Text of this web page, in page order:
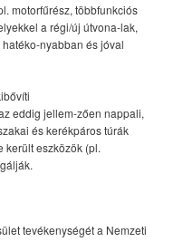
motorfűrész, többfunkciós
a régi/új útvona-lak,
nyabban és jóval
eddig jellem-zően nappali,
és kerékpáros túrák
került eszközök (pl.
tevékenységét a Nemzeti